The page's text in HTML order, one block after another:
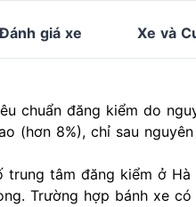
Đánh giá xe Xe và
chuẩn đăng kiểm do
(hơn 8%), chỉ sau
trung tâm đăng kiểm ở
Trường hợp bánh xe